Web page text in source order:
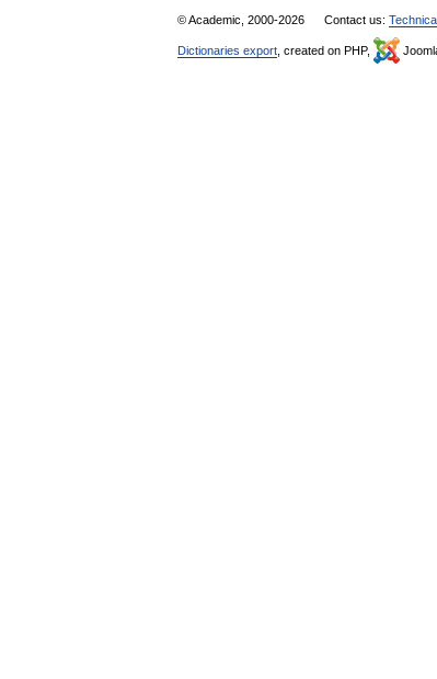
© Academic, 2000-2026 Contact us:
Dictionaries export , created on PHP,